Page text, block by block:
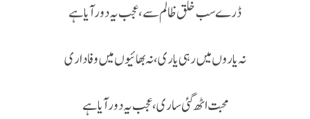
ڈرے سب خلق ظالم سے، عجب یہ دور آیا ہے
نہ یاروں میں رہی یاری، نہ بھائیوں میں وفاداری
محبت اٹھ گئی ساری ،عجب یہ دور آیا ہے